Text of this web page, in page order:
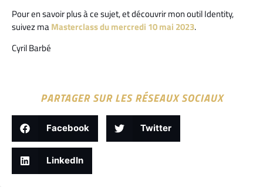
Pour en savoir plus à ce sujet, et découvrir mon outil Identity,
suivez maMasterclass du mercredi 10 mai 2023.
Cyril Barbé
PARTAGER SUR LES RÉSEAUX SOCIAUX
Facebook Twitter
LinkedIn